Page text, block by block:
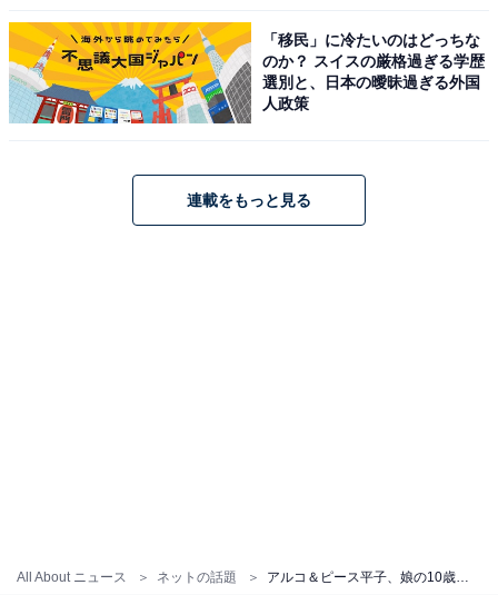
All About ニュース ネットの話題
「移民」に冷たいのはどっちな
のか？ スイスの厳格過ぎる学歴
選別と、日本の曖昧過ぎる外国
人政策
連載をもっと見る